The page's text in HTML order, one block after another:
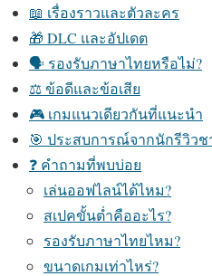
📖 เรื่องราวและตัวละคร
🎁 DLC และอัปเดต
🗣️ รองรับภาษาไทยหรือไม่?
⚖️ ข้อดีและข้อเสีย
🎮 เกมแนวเดียวกันที่แนะนำ
🎯 ประสบการณ์จากนักรีวิวช
❓ คำถามที่พบบ่อย
เล่นออฟไลน์ได้ไหม?
สเปคขั้นต่ำคืออะไร?
รองรับภาษาไทยไหม?
ขนาดเกมเท่าไหร่?